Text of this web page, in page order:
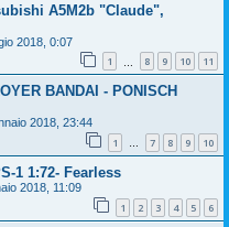
A5M2b "Claude",
2018, 0:07
1 8 9 10 11
BANDAI - PONISCH
2018, 23:44
1 … 7 8 9 10
1 1:72- Fearless
2018, 11:09
1 2 3 4 5 6